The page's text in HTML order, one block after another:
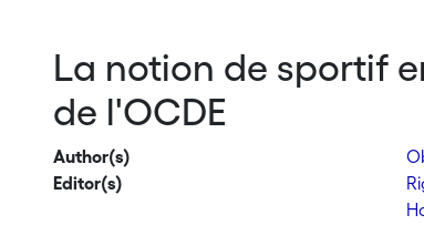
La notion de sportif
de l'OCDE
Author(s)
Editor(s)